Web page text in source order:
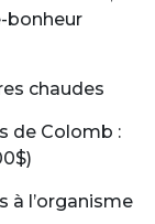
bonheur
chaudes
de Colomb :
à l’organisme